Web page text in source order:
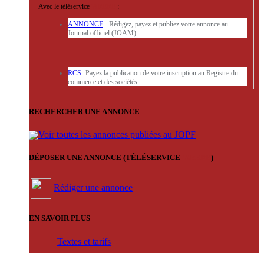
Avec le téléservice :
ANNONCE - Rédigez, payez et publiez votre annonce au
Journal officiel (JOAM)
RCS- Payez la publication de votre inscription au Registre du
commerce et des sociétés.
RECHERCHER UNE ANNONCE
Voir toutes les annonces publiées au JOPF
DÉPOSER UNE ANNONCE (TÉLÉSERVICE )
Rédiger une annonce
EN SAVOIR PLUS
Textes et tarifs